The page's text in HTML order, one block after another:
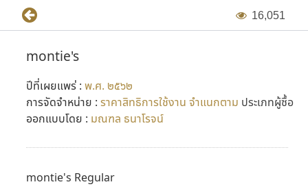
16,051
montie's
ปีที่เผยแพร่ : พ.ศ. ๒๕๖๒
การจัดจำหน่าย : ราคาสิทธิการใช้งาน จำแนกตาม ประเภทผู้ซื้อ
ออกแบบโดย : มณฑล ธนาโรจน์
montie's Regular